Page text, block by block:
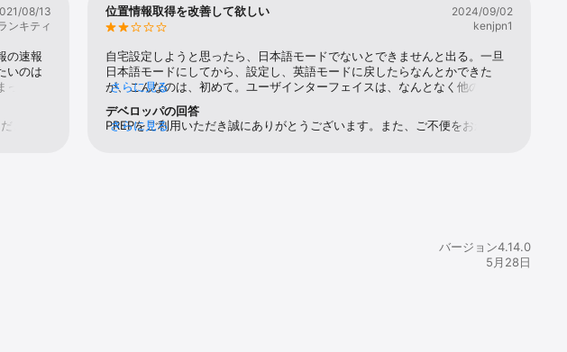
難場所や防災用品を登録することがで
ダンスを表示し、災害発生時の行動を
害発生時の安否を同居の家族と共有で
08/13
ンキティ
の速報
いのは
てい
き誠に
位置情報取得を改善して欲しい
2024/09/02
kenjpn1
自宅設定しようと思ったら、日本語モードでないとできませんと出る。一旦
日本語モードにしてから、設定し、英語モードに戻したらなんとかできた
が、こんなのは、初めて。ユーザインターフェイスは、なんとなく他のもの
と感覚が異なり使いにくい。これは、アプリの癖の違いかもしれないが、日
本的な癖？と思った。普段accuweather使っている。これはウィジェットに
対応しているのとユーザインタフェースがシンプルで洗練されているから。
さらに見る
デベロッパの回答
PREPをご利用いただき誠にありがとうございます。また、ご不便をおかけし
さらに見る
バージョン4.14.0
5月28日